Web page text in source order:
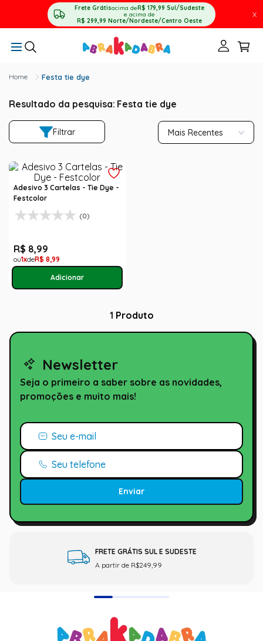
Frete Grátisacima deR$ 179,99 Sul/Sudeste
e acima de
R$ 299,99 Norte/Nordeste/Centro Oeste
X
Festa tie dye
Resultado da pesquisa: Festa tie dye
Filtrar Mais Recentes
Adesivo 3 Cartelas - Tie Dye -
Festcolor
(0)
R$ 8,99
1 R$ 8,99
1 Produto
Newsletter
Seja o primeiro a saber sobre as novidades,
promoções e muito mais!
Enviar
FRETE GRÁTIS SUL E SUDESTE
A partir de R$249,99